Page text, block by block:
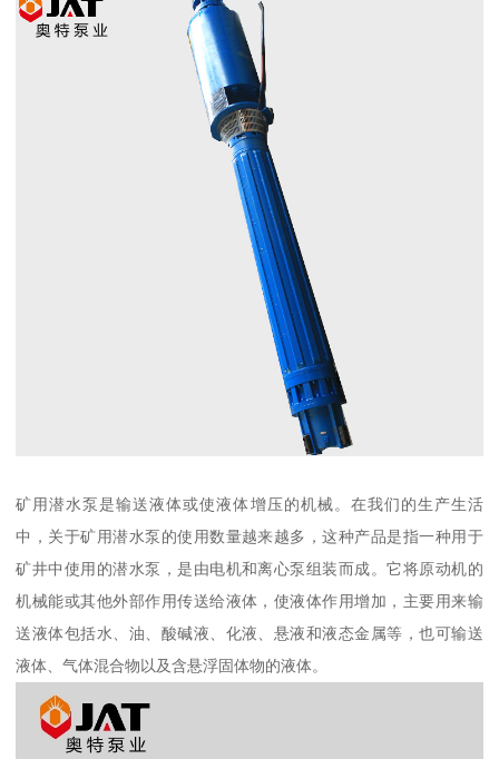
矿用潜水泵是输送液体或使液体增压的机械。在我们的生产生活
中，关于矿用潜水泵的使用数量越来越多，这种产品是指一种用于
矿井中使用的潜水泵，是由电机和离心泵组装而成。它将原动机的
机械能或其他外部作用传送给液体，使液体作用增加，主要用来输
送液体包括水、油、酸碱液、化液、悬液和液态金属等，也可输送
液体、气体混合物以及含悬浮固体物的液体。